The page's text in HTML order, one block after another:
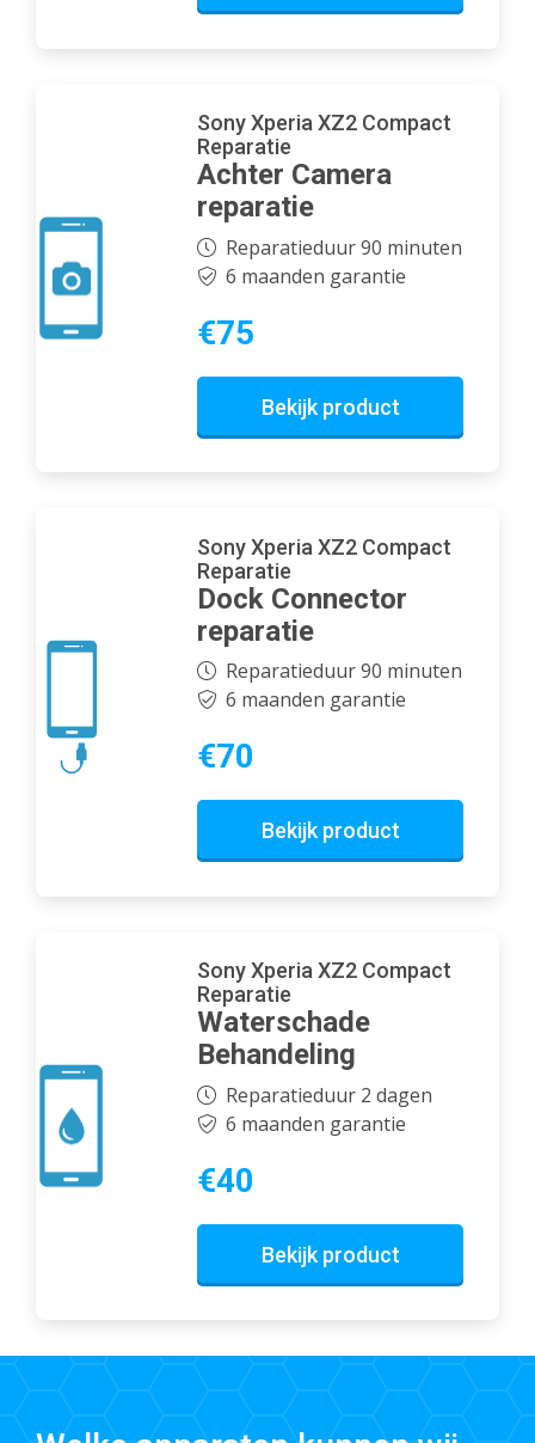
Sony Xperia XZ2 Compact
Reparatie
Achter Camera
reparatie
Reparatieduur 90 minuten
6 maanden garantie
€75
Bekijk product
Sony Xperia XZ2 Compact
Reparatie
Dock Connector
reparatie
Reparatieduur 90 minuten
6 maanden garantie
€70
Bekijk product
Sony Xperia XZ2 Compact
Reparatie
Waterschade
Behandeling
Reparatieduur 2 dagen
6 maanden garantie
€40
Bekijk product